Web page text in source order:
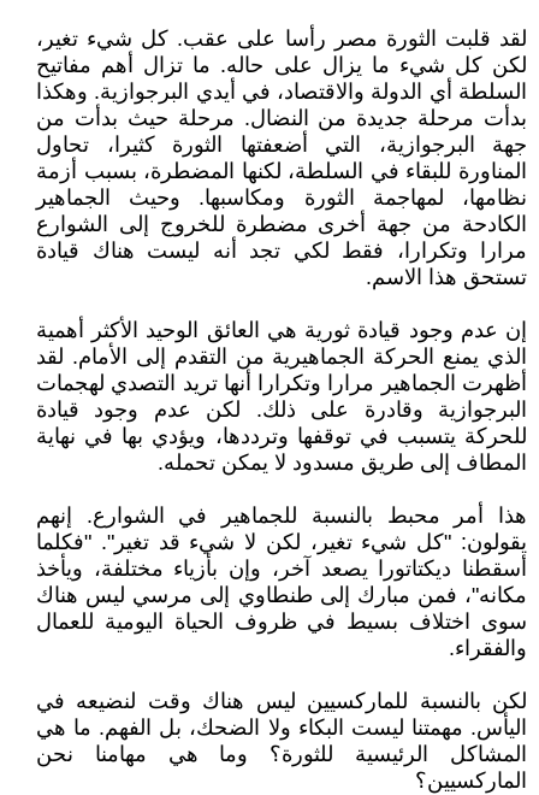
لقد قلبت الثورة مصر رأسا على عقب. كل شيء تغير،
لكن كل شيء ما يزال على حاله. ما تزال أهم مفاتيح
السلطة أي الدولة والاقتصاد، في أيدي البرجوازية. وهكذا
بدأت مرحلة جديدة من النضال. مرحلة حيث بدأت من
جهة البرجوازية، التي أضعفتها الثورة كثيرا، تحاول
المناورة للبقاء في السلطة، لكنها المضطرة، بسبب أزمة
نظامها، لمهاجمة الثورة ومكاسبها. وحيث الجماهير
الكادحة من جهة أخرى مضطرة للخروج إلى الشوارع
مرارا وتكرارا، فقط لكي تجد أنه ليست هناك قيادة
تستحق هذا الاسم.
إن عدم وجود قيادة ثورية هي العائق الوحيد الأكثر أهمية
الذي يمنع الحركة الجماهيرية من التقدم إلى الأمام. لقد
أظهرت الجماهير مرارا وتكرارا أنها تريد التصدي لهجمات
البرجوازية وقادرة على ذلك. لكن عدم وجود قيادة
للحركة يتسبب في توقفها وترددها، ويؤدي بها في نهاية
المطاف إلى طريق مسدود لا يمكن تحمله.
هذا أمر محبط بالنسبة للجماهير في الشوارع. إنهم
يقولون: "كل شيء تغير، لكن لا شيء قد تغير". "فكلما
أسقطنا ديكتاتورا يصعد آخر، وإن بأزياء مختلفة، ويأخذ
مكانه"، فمن مبارك إلى طنطاوي إلى مرسي ليس هناك
سوى اختلاف بسيط في ظروف الحياة اليومية للعمال
والفقراء.
لكن بالنسبة للماركسيين ليس هناك وقت لنضيعه في
اليأس. مهمتنا ليست البكاء ولا الضحك، بل الفهم. ما هي
المشاكل الرئيسية للثورة؟ وما هي مهامنا نحن
الماركسيين؟